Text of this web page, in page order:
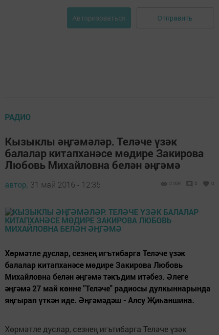
Авторизоваться Отправить
РАДИО
Кызыклы әңгәмәләр. Теләче үзәк
балалар китапханәсе мөдире Закирова
Любовь Михайловна белән әңгәмә
автор, 31 май 2016 - 12:35 2769 0 0
Хөрмәтле дуслар, сезнең игътибарга Теләче үзәк
балалар китапханәсе мөдире Закирова Любовь
Михайловна белән әңгәмә тәкъдим итәбез. Әлеге
әңгәмә 27 май көнне "Теләче" радиосы дулкыннарында
яңгырап үткән иде. Әңгәмәдәш - Алсу Җиһаншина.
Хөрмәтле дуслар, сезнең игътибарга Теләче үзәк